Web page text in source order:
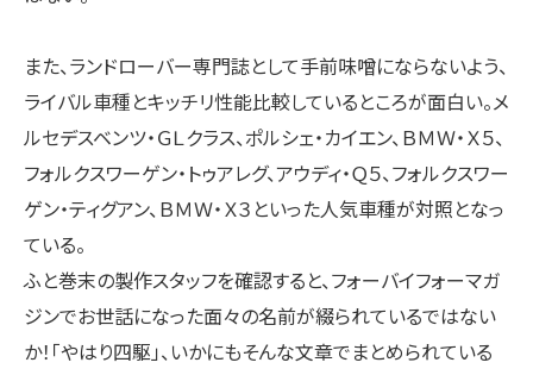
また、ランドローバー専門誌として手前味噌にならないよう、
ライバル車種とキッチリ性能比較しているところが面白い。メ
ルセデスベンツ・ＧＬクラス、ポルシェ・カイエン、ＢＭＷ・Ｘ５、
フォルクスワーゲン・トゥアレグ、アウディ・Ｑ５、フォルクスワー
ゲン・ティグアン、ＢＭＷ・Ｘ３といった人気車種が対照となっ
ている。
ふと巻末の製作スタッフを確認すると、フォーバイフォーマガ
ジンでお世話になった面々の名前が綴られているではない
か！「やはり四駆」、いかにもそんな文章でまとめられている